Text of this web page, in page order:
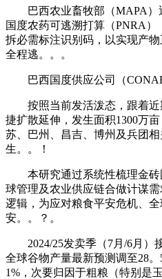
巴西农业畜牧部（MAPA）
国度农药可逃溯打算（PNRA
拆必需标注识别码，以实现产
全程逃。。。
巴西国度供应公司（CONAB
按照当前发活泼态，跟着近
捷扩散延伸，发生面积1300万
苏、巴州、昌吉、博州及兵团
生。。！
本研究通过系统性梳理金砖
球管理及农业供应链合做计谋
逻辑，为应对粮食平安危机、
安。。？。
2024/25发卖季（7月/6月）
全球谷物产量最新预测调至28。
1%，次要归因于粗粮（特别是